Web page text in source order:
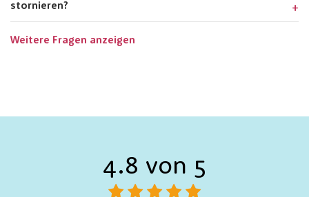
stornieren?
Weitere Fragen anzeigen
4.8 von 5